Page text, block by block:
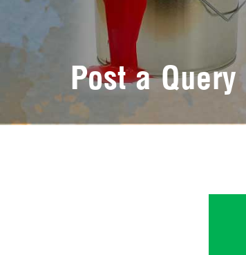
Post a Query